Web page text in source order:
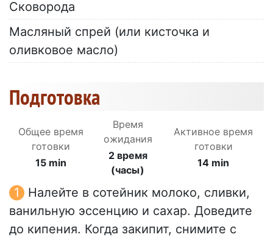
Сковорода
Масляный спрей (или кисточка и
оливковое масло)
Подготовка
Общее время
готовки
15 min
Время
ожидания
2 время
(часы)
Активное время
готовки
14 min
Налейте в сотейник молоко, сливки,
ванильную эссенцию и сахар. Доведите
до кипения. Когда закипит, снимите с